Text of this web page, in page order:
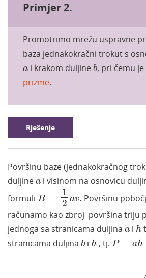
Primjer 2.
Promotrimo mrežu uspravne
baza jednakokračni trokut s
a
a i krakom duljine b
b, pri čemu je
prizme.
Rješenje
Površinu baze (jednakokračnog
duljine a
a i visinom na osnovicu
formuli B =
1
2 av.
B=12av.
Površinu
računamo kao zbroj površina triju
jednoga sa stranicama duljina a
a i h
h
stranicama duljina b
b i h
h , tj. P = ah
P= h+2